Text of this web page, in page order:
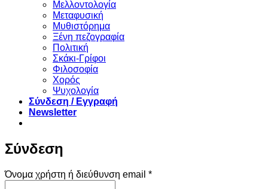
Μελλοντολογία
Μεταφυσική
Μυθιστόρημα
Ξένη πεζογραφία
Πολιτική
Σκάκι-Γρίφοι
Φιλοσοφία
Χορός
Ψυχολογία
Σύνδεση / Εγγραφή
Newsletter
Σύνδεση
Όνομα χρήστη ή διεύθυνση email *Απαιτείται